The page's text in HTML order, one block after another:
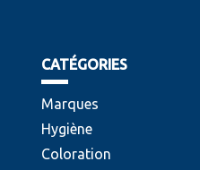
CATÉGORIES
Marques
Hygiène
Coloration